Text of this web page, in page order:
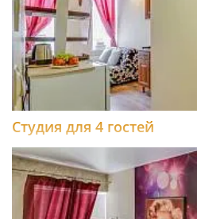
Студия для 4 гостей